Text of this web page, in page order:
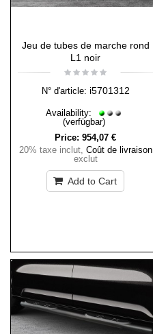
Jeu de tubes de marche rond
L1 noir
N° d'article: i5701312
Availability:
(verfügbar)
Price: 954,07 €
20% taxe inclut, Coût de livraison
exclut
Add to Cart